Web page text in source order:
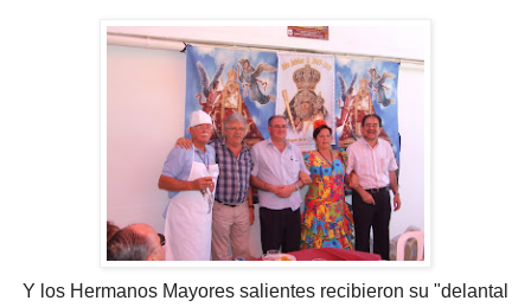
Y los Hermanos Mayores salientes recibieron su "delantal